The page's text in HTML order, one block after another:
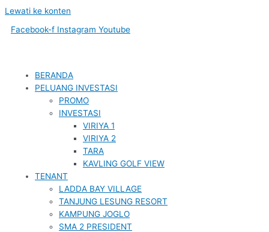
Lewati ke konten
Facebook-f Instagram Youtube
BERANDA
PELUANG INVESTASI
PROMO
INVESTASI
VIRIYA 1
VIRIYA 2
TARA
KAVLING GOLF VIEW
TENANT
LADDA BAY VILLAGE
TANJUNG LESUNG RESORT
KAMPUNG JOGLO
SMA 2 PRESIDENT